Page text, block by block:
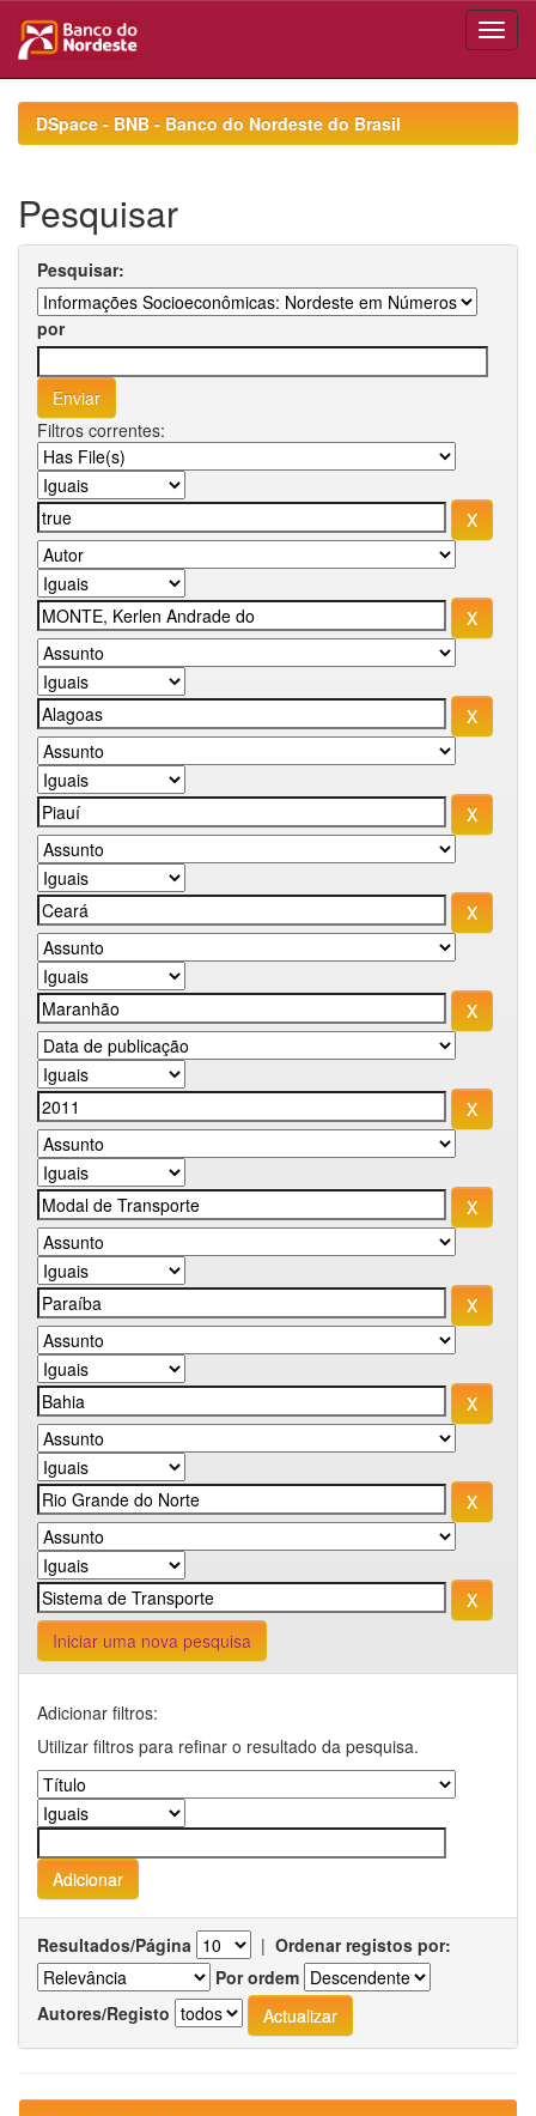
navigationDSpace - BNB - Banco do Nordeste do Brasil
Pesquisar
Pesquisar:
por
Filtros correntes:
Iniciar uma nova pesquisa
Adicionar filtros:
Utilizar filtros para refinar o resultado da pesquisa.
Resultados/Página | Ordenar registos por:
Por ordem
Autores/Registo